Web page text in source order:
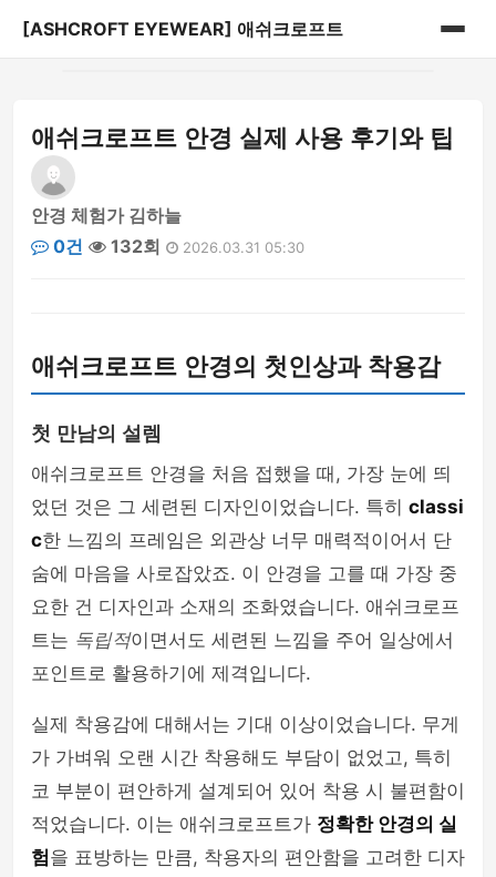
[ASHCROFT EYEWEAR] 애쉬크로프트
게시판
애쉬크로프트 안경 실제 사용 후기와 팁
안경 체험가 김하늘
0건
132회 2026.03.31 05:30
애쉬크로프트 안경의 첫인상과 착용감
첫 만남의 설렘
애쉬크로프트 안경을 처음 접했을 때, 가장 눈에 띄
었던 것은 그 세련된 디자인이었습니다. 특히 classi
c한 느낌의 프레임은 외관상 너무 매력적이어서 단
숨에 마음을 사로잡았죠. 이 안경을 고를 때 가장 중
요한 건 디자인과 소재의 조화였습니다. 애쉬크로프
트는 독립적이면서도 세련된 느낌을 주어 일상에서
포인트로 활용하기에 제격입니다.
실제 착용감에 대해서는 기대 이상이었습니다. 무게
가 가벼워 오랜 시간 착용해도 부담이 없었고, 특히
코 부분이 편안하게 설계되어 있어 착용 시 불편함이
적었습니다. 이는 애쉬크로프트가 정확한 안경의 실
험을 표방하는 만큼, 착용자의 편안함을 고려한 디자